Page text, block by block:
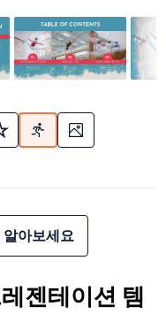
아보세요
젠테이션 템